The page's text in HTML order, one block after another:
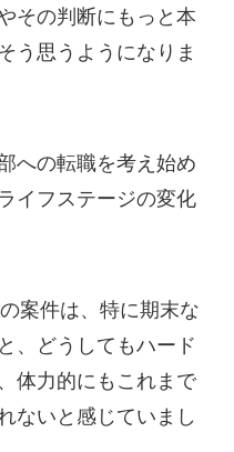
その判断にもっと本
う思うようになりま
への転職を考え始め
イフステージの変化
案件は、特に期末な
、どうしてもハード
体力的にもこれまで
ないと感じていまし